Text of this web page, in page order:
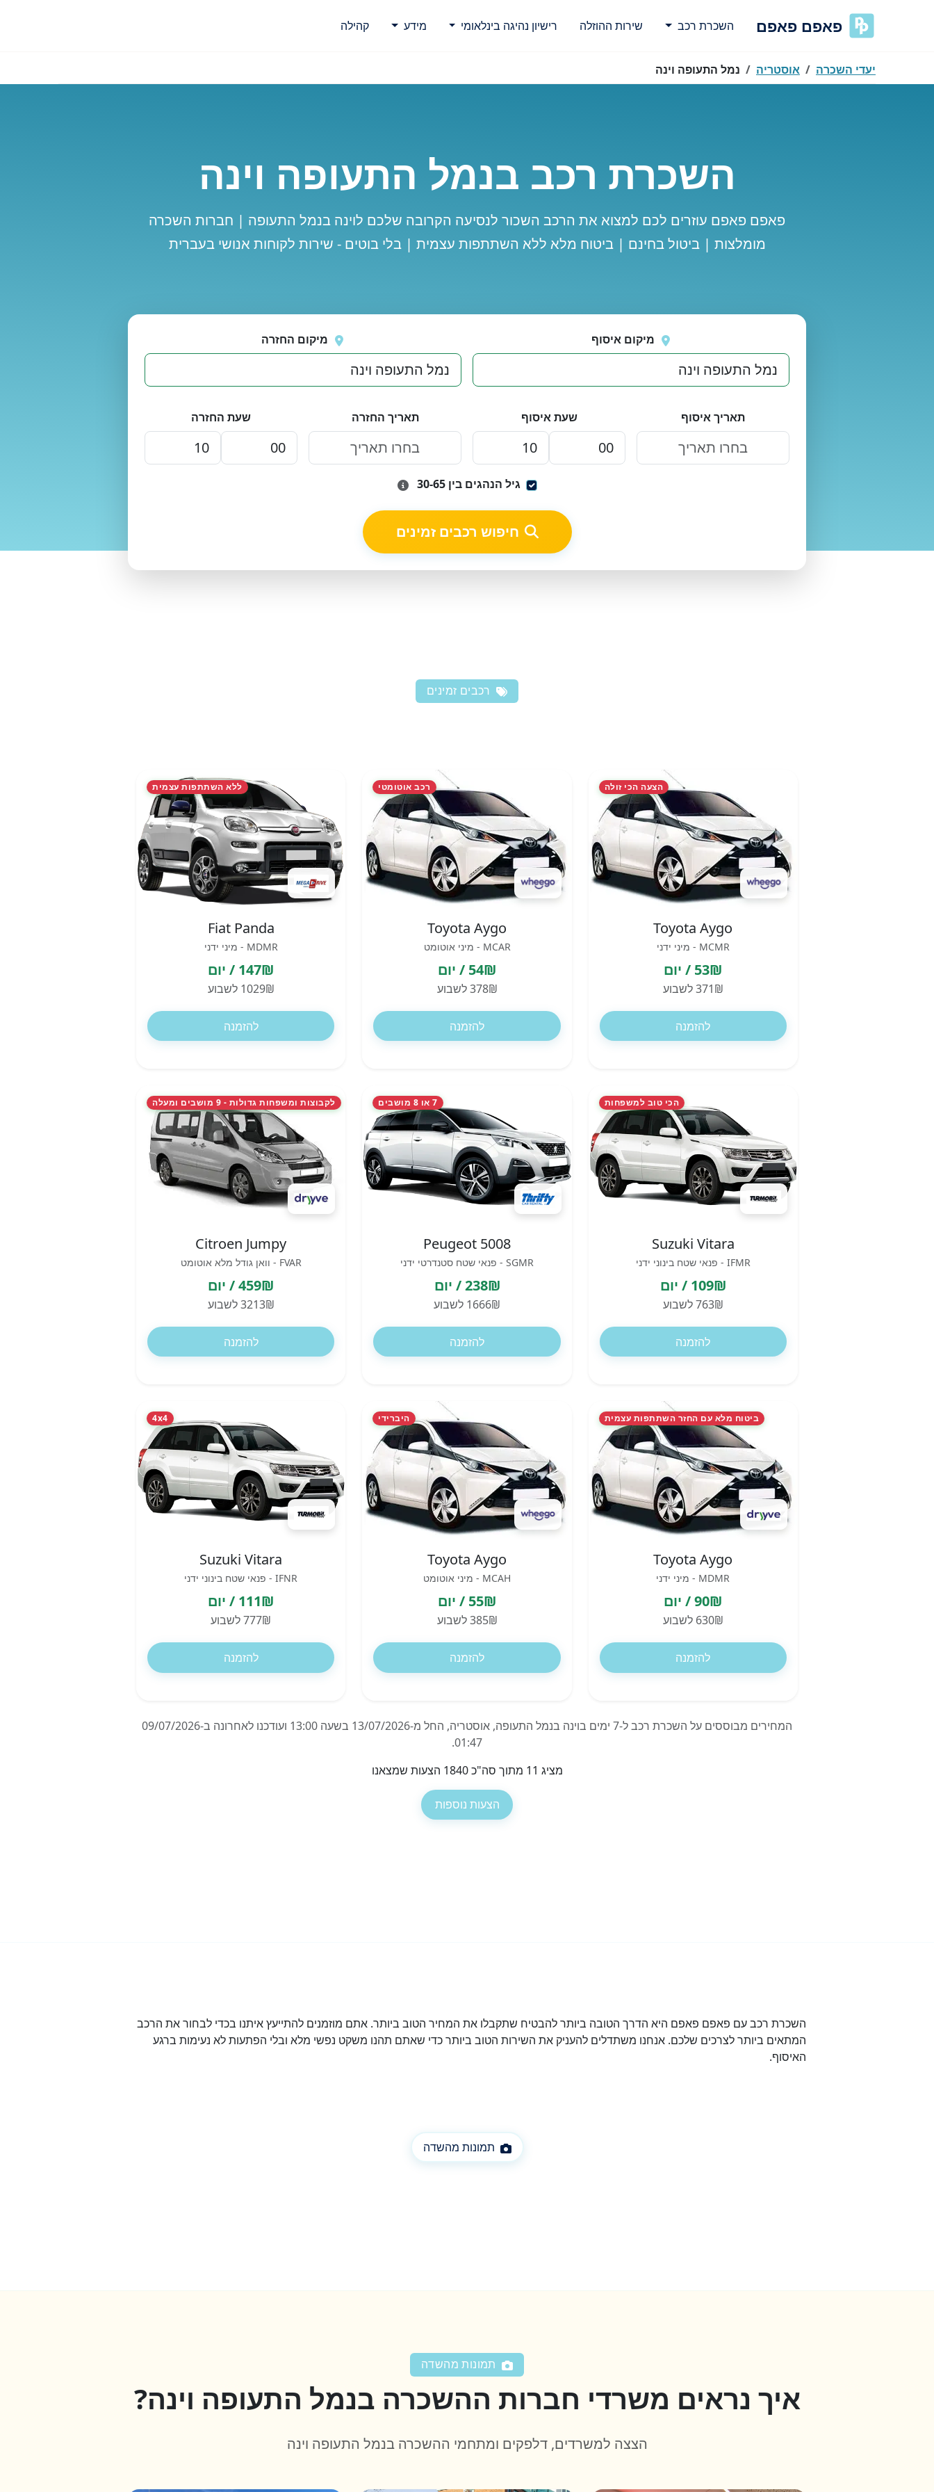
פאפם פאפם השכרת רכב שירות ההוזלה רישיון נהיגה בינלאומי מידע קהילה
יעדי השכרה אוסטריה נמל התעופה וינה
השכרת רכב בנמל התעופה וינה
פאפם פאפם עוזרים לכם למצוא את הרכב השכור לנסיעה הקרובה שלכם לוינה בנמל התעופה | חברות השכרה
מומלצות | ביטול בחינם | ביטוח מלא ללא השתתפות עצמית | בלי בוטים - שירות לקוחות אנושי בעברית
מיקום איסוף מיקום החזרה
תאריך איסוף שעת איסוף תאריך החזרה שעת החזרה
גיל הנהגים בין 30-65
חיפוש רכבים זמינים
רכבים זמינים
הצעה הכי זולה
Toyota Aygo
MCMR - מיני ידני
53₪ / יום
371₪ לשבוע
להזמנה
רכב אוטומטי
Toyota Aygo
MCAR - מיני אוטומט
54₪ / יום
378₪ לשבוע
להזמנה
ללא השתתפות עצמית
Fiat Panda
MDMR - מיני ידני
147₪ / יום
1029₪ לשבוע
להזמנה
הכי טוב למשפחות
Suzuki Vitara
IFMR - פנאי שטח בינוני ידני
109₪ / יום
763₪ לשבוע
להזמנה
7 או 8 מושבים
Peugeot 5008
SGMR - פנאי שטח סטנדרטי ידני
238₪ / יום
1666₪ לשבוע
להזמנה
לקבוצות ומשפחות גדולות - 9 מושבים ומעלה
Citroen Jumpy
FVAR - וואן גודל מלא אוטומט
459₪ / יום
3213₪ לשבוע
להזמנה
ביטוח מלא עם החזר השתתפות עצמית
Toyota Aygo
MDMR - מיני ידני
90₪ / יום
630₪ לשבוע
להזמנה
היברידי
Toyota Aygo
MCAH - מיני אוטומט
55₪ / יום
385₪ לשבוע
להזמנה
4x4
Suzuki Vitara
IFNR - פנאי שטח בינוני ידני
111₪ / יום
777₪ לשבוע
להזמנה
המחירים מבוססים על השכרת רכב ל-7 ימים בוינה בנמל התעופה, אוסטריה, החל מ-13/07/2026 בשעה 13:00 ועודכנו לאחרונה ב-09/07/2026
01:47.
מציג 11 מתוך סה"כ 1840 הצעות שמצאנו
הצעות נוספות
השכרת רכב עם פאפם פאפם היא הדרך הטובה ביותר להבטיח שתקבלו את המחיר הטוב ביותר. אתם מוזמנים להתייעץ איתנו בכדי לבחור את הרכב
המתאים ביותר לצרכים שלכם. אנחנו משתדלים להעניק את השירות הטוב ביותר כדי שאתם תהנו משקט נפשי מלא ובלי הפתעות לא נעימות ברגע
האיסוף.
תמונות מהשדה
תמונות מהשדה
איך נראים משרדי חברות ההשכרה בנמל התעופה וינה?
הצצה למשרדים, דלפקים ומתחמי ההשכרה בנמל התעופה וינה